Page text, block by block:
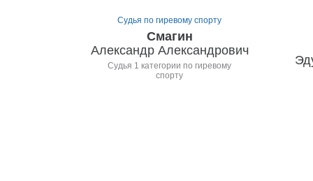
Судья по гиревому спорту
Смагин
Александр Александрович
Судья 1 категории по гиревому
спорту